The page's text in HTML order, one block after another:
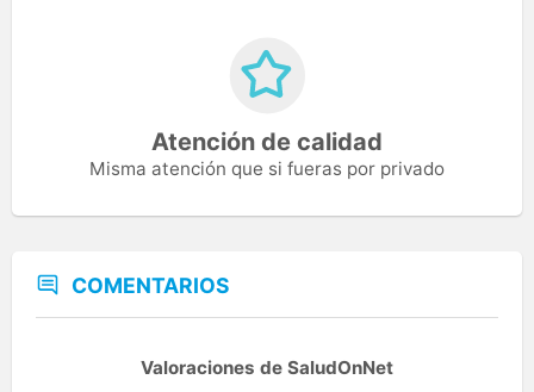
Atención de calidad
Misma atención que si fueras por privado
COMENTARIOS
Valoraciones de SaludOnNet